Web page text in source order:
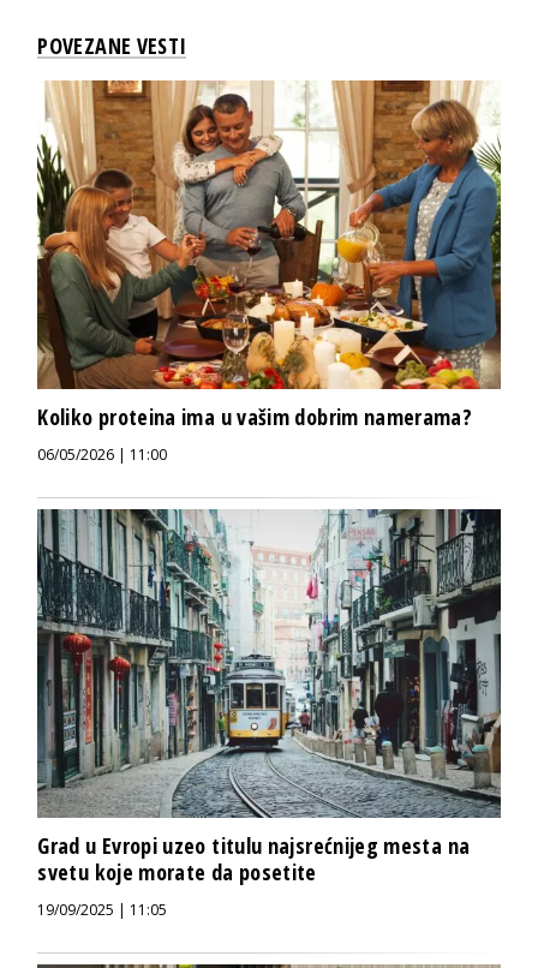
POVEZANE VESTI
Koliko proteina ima u vašim dobrim namerama?
06/05/2026 | 11:00
Grad u Evropi uzeo titulu najsrećnijeg mesta na
svetu koje morate da posetite
19/09/2025 | 11:05